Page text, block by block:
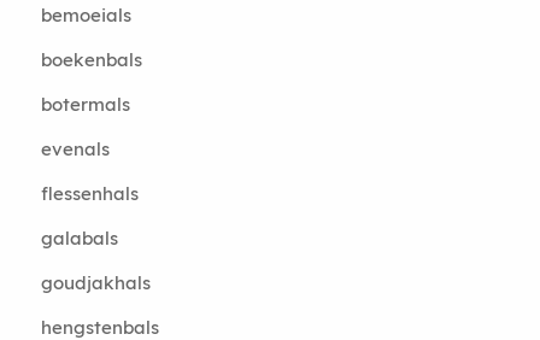
bemoeials
boekenbals
botermals
evenals
flessenhals
galabals
goudjakhals
hengstenbals